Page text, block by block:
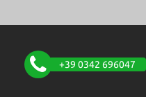
+39 0342 696047